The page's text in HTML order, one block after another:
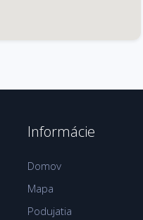
Informácie
Domov
Mapa
Podujatia